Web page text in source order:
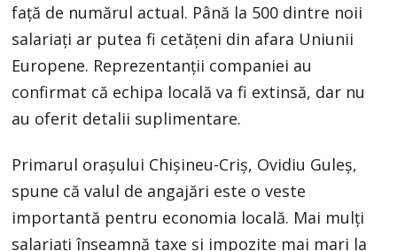
față de numărul actual. Până la 500 dintre noii
salariați ar putea fi cetățeni din afara Uniunii
Europene. Reprezentanții companiei au
confirmat că echipa locală va fi extinsă, dar nu
au oferit detalii suplimentare.
Primarul orașului Chișineu-Criș, Ovidiu Guleș,
spune că valul de angajări este o veste
importantă pentru economia locală. Mai mulți
salariați înseamnă taxe și impozite mai mari la